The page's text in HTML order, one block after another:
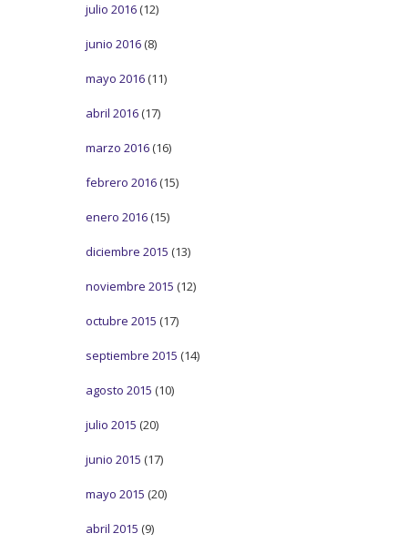
julio 2016 (12)
junio 2016 (8)
mayo 2016 (11)
abril 2016 (17)
marzo 2016 (16)
febrero 2016 (15)
enero 2016 (15)
diciembre 2015 (13)
noviembre 2015 (12)
octubre 2015 (17)
septiembre 2015 (14)
agosto 2015 (10)
julio 2015 (20)
junio 2015 (17)
mayo 2015 (20)
abril 2015 (9)